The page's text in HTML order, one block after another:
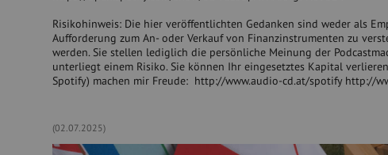
Risikohinweis: Die hier veröffentlichten Gedanken sind weder als
Aufforderung zum An- oder Verkauf von Finanzinstrumenten zu
werden. Sie stellen lediglich die persönliche Meinung der
unterliegt einem Risiko. Sie können Ihr eingesetztes Kapital
Spotify) machen mir Freude: http://www.audio-cd.at/spotify http://
(02.07.2025)